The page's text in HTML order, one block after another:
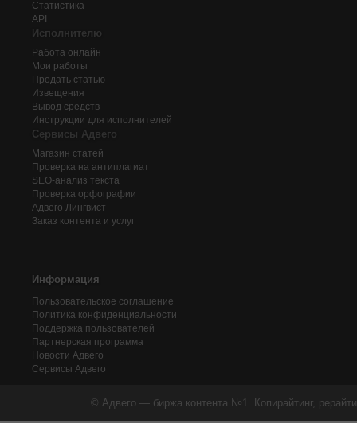
Статистика
API
Исполнителю
Работа онлайн
Мои работы
Продать статью
Извещения
Вывод средств
Инструкции для исполнителей
Сервисы Адвего
Магазин статей
Проверка на антиплагиат
SEO-анализ текста
Проверка орфографии
Адвего Лингвист
Заказ контента и услуг
Информация
Пользовательское соглашение
Политика конфиденциальности
Поддержка пользователей
Партнерская программа
Новости Адвего
Сервисы Адвего
© Адвего — биржа контента №1. Копирайтинг,